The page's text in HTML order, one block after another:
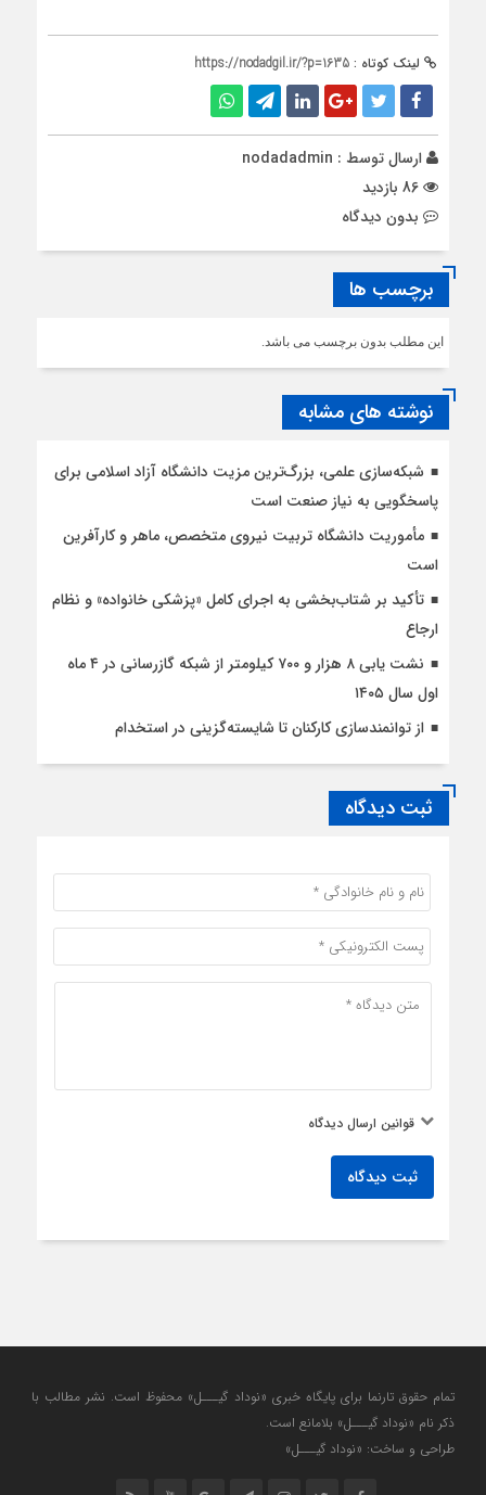
لینک کوتاه : https://nodadgil.ir/?p=1635
ارسال توسط : nodadadmin
بدون دیدگاه
برچسب ها
این مطلب بدون برچسب می باشد.
نوشته های مشابه
شبکه‌سازی علمی، بزرگ‌ترین مزیت دانشگاه آزاد اسلامی برای
پاسخگویی به نیاز صنعت است
مأموریت دانشگاه تربیت نیروی متخصص، ماهر و کارآفرین
است
تأکید بر شتاب‌بخشی به اجرای کامل «پزشکی خانواده» و نظام
ارجاع
نشت یابی ۸ هزار و ۷۰۰ کیلومتر از شبکه گازرسانی در ۴ ماه
اول سال ۱۴۰۵
از توانمندسازی کارکنان تا شایسته‌گزینی در استخدام
ثبت دیدگاه
قوانین ارسال دیدگاه
ثبت دیدگاه
تمام حقوق تارنما برای پایگاه خبری «نوداد گیـــل» محفوظ است. نشر مطالب با
ذکر نام «نوداد گیـــل» بلامانع است.
طراحی و ساخت: «نوداد گیـــل»